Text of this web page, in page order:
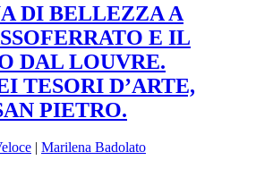
DI BELLEZZA A
E IL
DAL LOUVRE.
TESORI D’ARTE,
PIETRO.
| Marilena Badolato